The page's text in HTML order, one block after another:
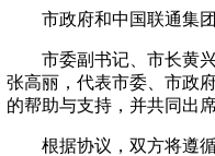
市政府和中国联通集团
市委副书记、市长黄兴
张高丽，代表市委、市政
的帮助与支持，并共同出
根据协议，双方将遵循“